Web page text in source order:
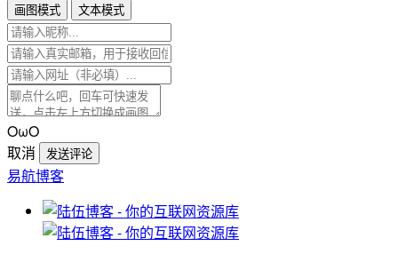
画图模式 文本模式
OωO
取消
发送评论
易航博客